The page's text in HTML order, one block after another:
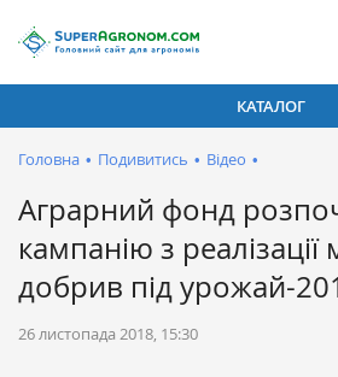
КАТАЛОГ
Головна • Подивитись • Відео •
Аграрний фонд
кампанію з
добрив під урожай-
26 листопада 2018, 15:30